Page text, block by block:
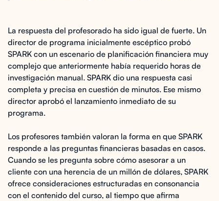
La respuesta del profesorado ha sido igual de fuerte. Un
director de programa inicialmente escéptico probó
SPARK con un escenario de planificación financiera muy
complejo que anteriormente había requerido horas de
investigación manual. SPARK dio una respuesta casi
completa y precisa en cuestión de minutos. Ese mismo
director aprobó el lanzamiento inmediato de su
programa.
Los profesores también valoran la forma en que SPARK
responde a las preguntas financieras basadas en casos.
Cuando se les pregunta sobre cómo asesorar a un
cliente con una herencia de un millón de dólares, SPARK
ofrece consideraciones estructuradas en consonancia
con el contenido del curso, al tiempo que afirma